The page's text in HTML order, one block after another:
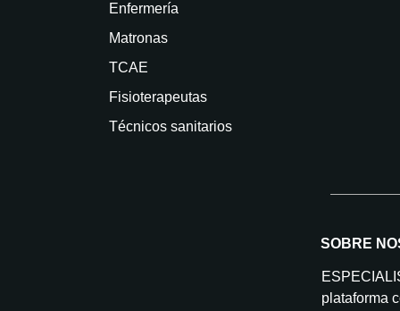
Enfermería
Matronas
TCAE
Fisioterapeutas
Técnicos sanitarios
SOBRE
plataforma